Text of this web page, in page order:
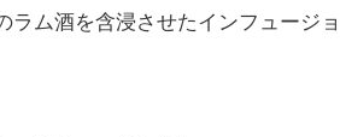
ラム酒を含浸させたインフュージョ